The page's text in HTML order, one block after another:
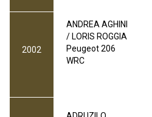
2002
ANDREA AGHINI
/ LORIS ROGGIA
Peugeot 206
WRC